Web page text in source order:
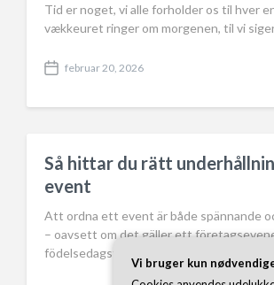
Tid er noget, vi alle forholder os til hver
vækkeuret ringer om morgenen, til vi
P
s
a
t
e
februar 20, 2026
Så hittar du rätt
event
Att ordna ett event är både spännande
– oavsett om det gäller ett
födelsedagsfest eller ett…
Vi bruger kun